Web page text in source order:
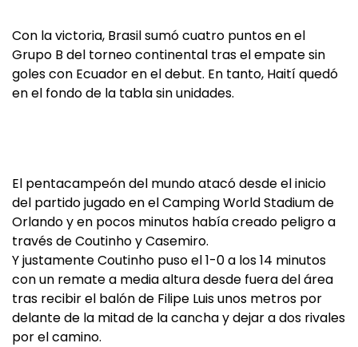
Con la victoria, Brasil sumó cuatro puntos en el
Grupo B del torneo continental tras el empate sin
goles con Ecuador en el debut. En tanto, Haití quedó
en el fondo de la tabla sin unidades.
El pentacampeón del mundo atacó desde el inicio
del partido jugado en el Camping World Stadium de
Orlando y en pocos minutos había creado peligro a
través de Coutinho y Casemiro.
Y justamente Coutinho puso el 1-0 a los 14 minutos
con un remate a media altura desde fuera del área
tras recibir el balón de Filipe Luis unos metros por
delante de la mitad de la cancha y dejar a dos rivales
por el camino.